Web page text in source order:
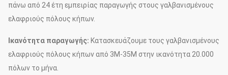
πάνω από 24 έτη εμπειρίας παραγωγής στους γαλβανισμένους
ελαφριούς πόλους κήπων.
Ικανότητα παραγωγής: Κατασκευάζουμε τους γαλβανισμένους
ελαφριούς πόλους κήπων από 3M-35M στην ικανότητα 20.000
πόλων το μήνα.